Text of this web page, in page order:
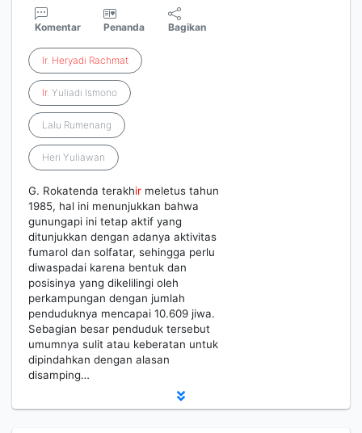
Komentar Penanda Bagikan
Ir. Heryadi Rachmat
Ir. Yuliadi Ismono
Lalu Rumenang
Heri Yuliawan
G. Rokatenda terakhir meletus tahun
1985, hal ini menunjukkan bahwa
gunungapi ini tetap aktif yang
ditunjukkan dengan adanya aktivitas
fumarol dan solfatar, sehingga perlu
diwaspadai karena bentuk dan
posisinya yang dikelilingi oleh
perkampungan dengan jumlah
penduduknya mencapai 10.609 jiwa.
Sebagian besar penduduk tersebut
umumnya sulit atau keberatan untuk
dipindahkan dengan alasan
disamping…